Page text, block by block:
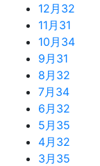
12月 32
11月 31
10月 34
9月 31
8月 32
7月 34
6月 32
5月 35
4月 32
3月 35